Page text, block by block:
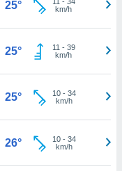
25°
km/h
25° 11 - 39
km/h
25° 10- 34
km/h
26° 10- 34
km/h